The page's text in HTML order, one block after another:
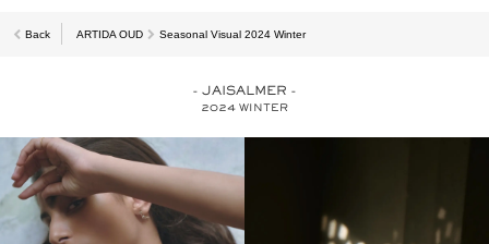
Back ARTIDA OUD Seasonal Visual 2024 Winter
- JAISALMER -
2024 WINTER